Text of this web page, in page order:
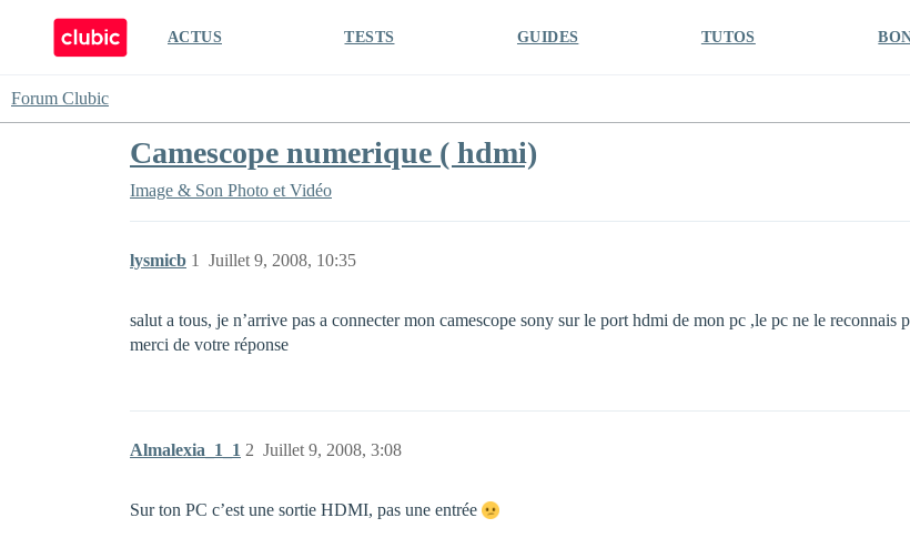
ACTUS TESTS GUIDES TUTOS
Forum Clubic
Camescope numerique ( hdmi)
Image & Son Photo et Vidéo
lysmicb Juillet 9, 2008, 10:35
1
salut a tous, je n’arrive pas a connecter mon camescope sony sur le port hdmi de mon pc ,le pc ne le reconnais
merci de votre réponse
Almalexia_1_1 Juillet 9, 2008, 3:08
2
Sur ton PC c’est une sortie HDMI, pas une entrée